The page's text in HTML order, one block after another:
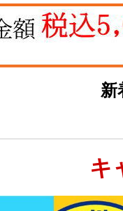
新
キ